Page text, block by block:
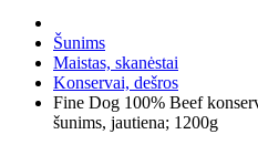
Šunims
Maistas, skanėstai
Konservai, dešros
Fine Dog 100% Beef
šunims, jautiena; 1200g